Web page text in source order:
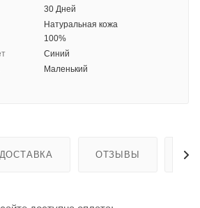
30 Дней
Натуральная кожа
100%
Синий
Маленький
ДОСТАВКА ОТЗЫВЫ